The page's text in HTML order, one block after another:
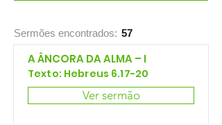
Sermões encontrados: 57
A ÂNCORA DA ALMA – I
Texto: Hebreus 6.17-20
Ver sermão